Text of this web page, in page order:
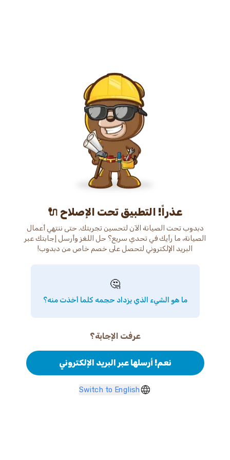
عذراً! التطبيق تحت الإصلاح 🔌
دبدوب تحت الصيانة الآن لتحسين تجربتك. حتى ننتهي أعمال
الصيانة، ما رأيك في تحدي سريع؟ حل اللغز وأرسل إجابتك عبر
البريد الإلكتروني لتحصل على خصم خاص من دبدوب!
🤔
ما هو الشيء الذي يزداد حجمه كلما أخذت منه؟
عرفت الإجابة؟
نعم! أرسلها عبر البريد الإلكتروني
Switch to English